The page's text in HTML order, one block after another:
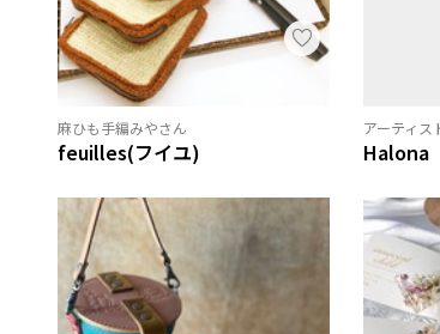
麻ひも手編みやさん
feuilles(フイユ)
アーティス
Halona